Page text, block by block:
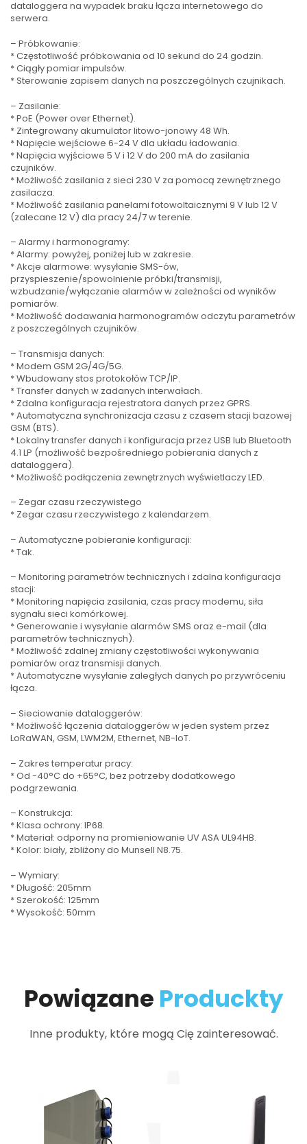
dataloggera na wypadek braku łącza internetowego do
serwera.
– Próbkowanie:
* Częstotliwość próbkowania od 10 sekund do 24 godzin.
* Ciągły pomiar impulsów.
* Sterowanie zapisem danych na poszczególnych czujnikach.
– Zasilanie:
* PoE (Power over Ethernet).
* Zintegrowany akumulator litowo-jonowy 48 Wh.
* Napięcie wejściowe 6-24 V dla układu ładowania.
* Napięcia wyjściowe 5 V i 12 V do 200 mA do zasilania
czujników.
* Możliwość zasilania z sieci 230 V za pomocą zewnętrznego
zasilacza.
* Możliwość zasilania panelami fotowoltaicznymi 9 V lub 12 V
(zalecane 12 V) dla pracy 24/7 w terenie.
– Alarmy i harmonogramy:
* Alarmy: powyżej, poniżej lub w zakresie.
* Akcje alarmowe: wysyłanie SMS-ów,
przyspieszenie/spowolnienie próbki/transmisji,
wzbudzanie/wyłączanie alarmów w zależności od wyników
pomiarów.
* Możliwość dodawania harmonogramów odczytu parametrów
z poszczególnych czujników.
– Transmisja danych:
* Modem GSM 2G/4G/5G.
* Wbudowany stos protokołów TCP/IP.
* Transfer danych w zadanych interwałach.
* Zdalna konfiguracja rejestratora danych przez GPRS.
* Automatyczna synchronizacja czasu z czasem stacji bazowej
GSM (BTS).
* Lokalny transfer danych i konfiguracja przez USB lub Bluetooth
4.1 LP (możliwość bezpośredniego pobierania danych z
dataloggera).
* Możliwość podłączenia zewnętrznych wyświetlaczy LED.
– Zegar czasu rzeczywistego
* Zegar czasu rzeczywistego z kalendarzem.
– Automatyczne pobieranie konfiguracji:
* Tak.
– Monitoring parametrów technicznych i zdalna konfiguracja
stacji:
* Monitoring napięcia zasilania, czas pracy modemu, siła
sygnału sieci komórkowej.
* Generowanie i wysyłanie alarmów SMS oraz e-mail (dla
parametrów technicznych).
* Możliwość zdalnej zmiany częstotliwości wykonywania
pomiarów oraz transmisji danych.
* Automatyczne wysyłanie zaległych danych po przywróceniu
łącza.
– Sieciowanie dataloggerów:
* Możliwość łączenia dataloggerów w jeden system przez
LoRaWAN, GSM, LWM2M, Ethernet, NB-IoT.
– Zakres temperatur pracy:
* Od -40°C do +65°C, bez potrzeby dodatkowego
podgrzewania.
– Konstrukcja:
* Klasa ochrony: IP68.
* Materiał: odporny na promieniowanie UV ASA UL94HB.
* Kolor: biały, zbliżony do Munsell N8.75.
– Wymiary:
* Długość: 205mm
* Szerokość: 125mm
* Wysokość: 50mm
Powiązane Produckty
Inne produkty, które mogą Cię zainteresować.